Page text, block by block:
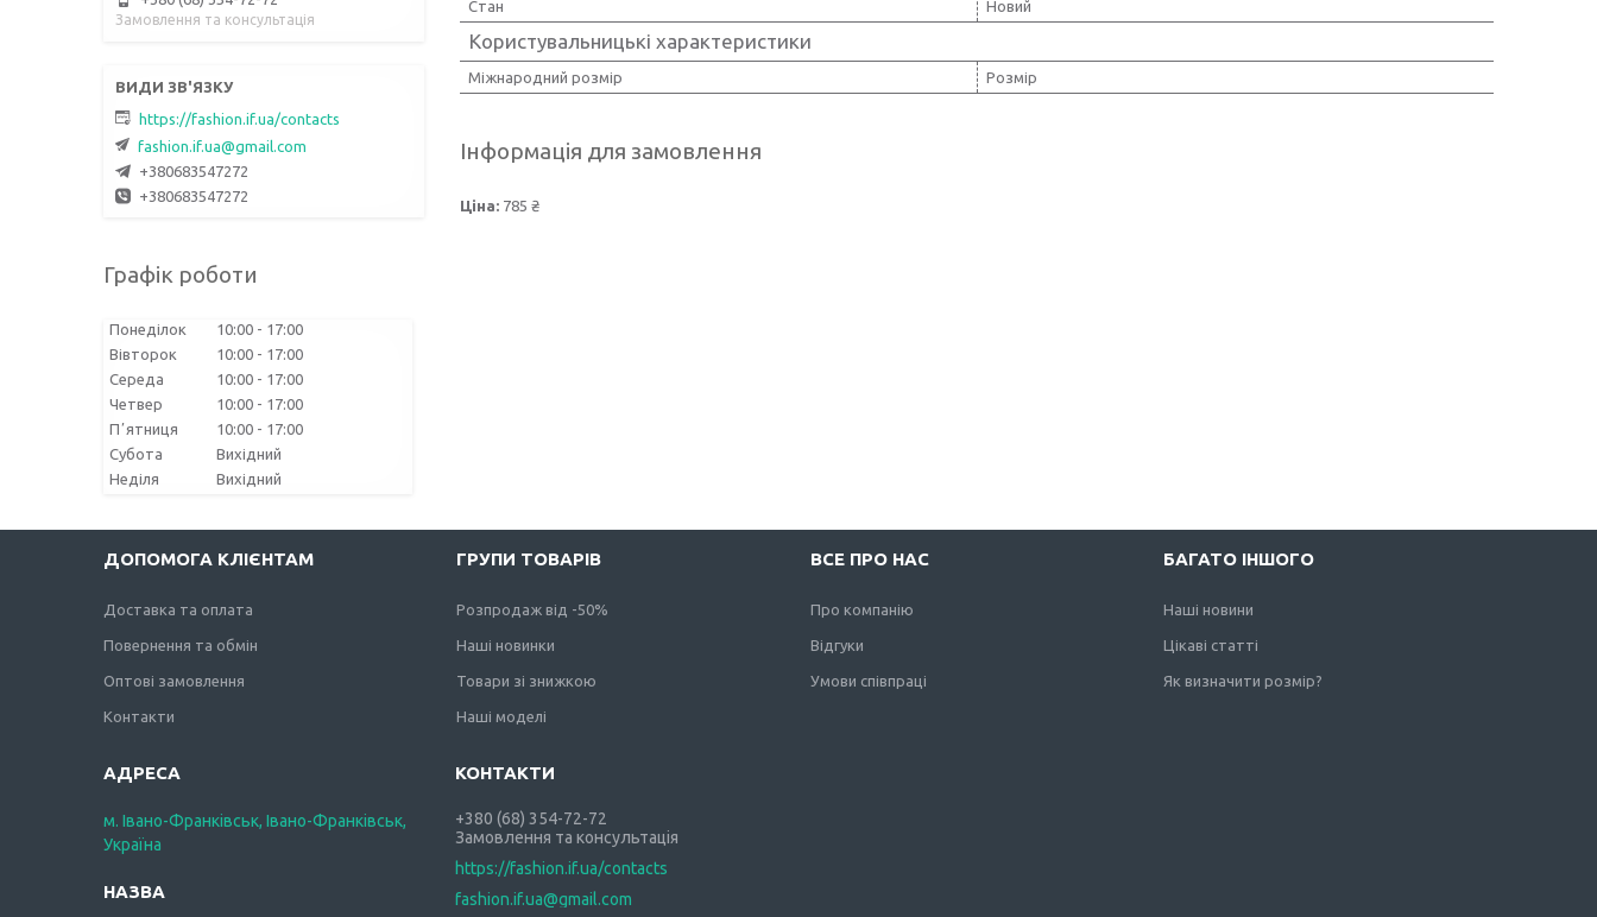
Стан
Новий
Користувальницькі характеристики
Міжнародний розмір Розмір
Інформація для замовлення
Ціна: 785 ₴
Замовлення та консультація
https://fashion.if.ua/contacts
fashion.if.ua@gmail.com
+380683547272
+380683547272
Графік роботи
Понеділок 10:00
17:00
Вівторок
10:00
17:00
Середа
10:00
17:00
Четвер
10:00
17:00
Пʼятниця
10:00
17:00
Субота
Вихідний
Неділя
Вихідний
ДОПОМОГА КЛІЄНТАМ
Доставка та оплата
Повернення та обмін
Оптові замовлення
Контакти
ГРУПИ ТОВАРІВ
Розпродаж від -50%
Наші новинки
Товари зі знижкою
Наші моделі
ВСЕ ПРО НАС
Про компанію
Відгуки
Умови співпраці
БАГАТО ІНШОГО
Наші новини
Цікаві статті
Як визначити розмір?
м. Івано-Франківськ, Івано-Франківськ,
Україна
+380 (68) 354-72-72
Замовлення та консультація
https://fashion.if.ua/contacts
fashion.if.ua@gmail.com